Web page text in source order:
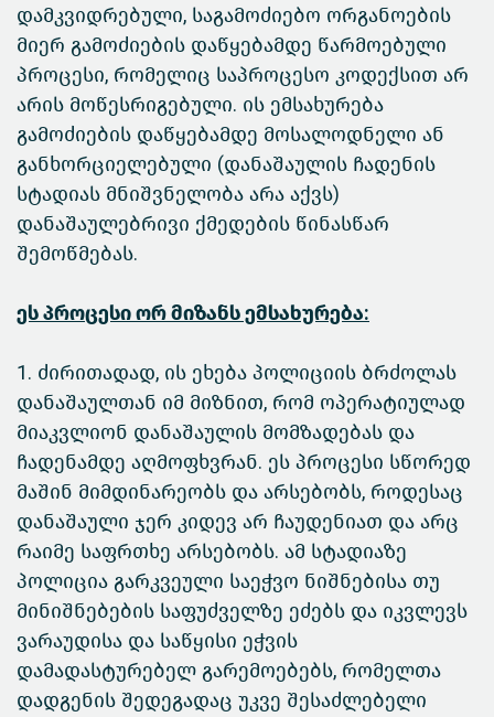
დამკვიდრებული, საგამოძიებო ორგანოების
მიერ გამოძიების დაწყებამდე წარმოებული
პროცესი, რომელიც საპროცესო კოდექსით არ
არის მოწესრიგებული. ის ემსახურება
გამოძიების დაწყებამდე მოსალოდნელი ან
განხორციელებული (დანაშაულის ჩადენის
სტადიას მნიშვნელობა არა აქვს)
დანაშაულებრივი ქმედების წინასწარ
შემოწმებას.
ეს პროცესი ორ მიზანს ემსახურება:
1. ძირითადად, ის ეხება პოლიციის ბრძოლას
დანაშაულთან იმ მიზნით, რომ ოპერატიულად
მიაკვლიონ დანაშაულის მომზადებას და
ჩადენამდე აღმოფხვრან. ეს პროცესი სწორედ
მაშინ მიმდინარეობს და არსებობს, როდესაც
დანაშაული ჯერ კიდევ არ ჩაუდენიათ და არც
რაიმე საფრთხე არსებობს. ამ სტადიაზე
პოლიცია გარკვეული საეჭვო ნიშნებისა თუ
მინიშნებების საფუძველზე ეძებს და იკვლევს
ვარაუდისა და საწყისი ეჭვის
დამადასტურებელ გარემოებებს, რომელთა
დადგენის შედეგადაც უკვე შესაძლებელი